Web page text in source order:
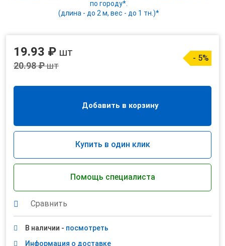
по городу*.
(длина - до 2 м, вес - до 1 тн.)*
19.93 ₽ шт
20.98 ₽шт
- 5%
Добавить в корзину
Купить в один клик
Помощь специалиста
Сравнить
В наличии - посмотреть
Информация о доставке